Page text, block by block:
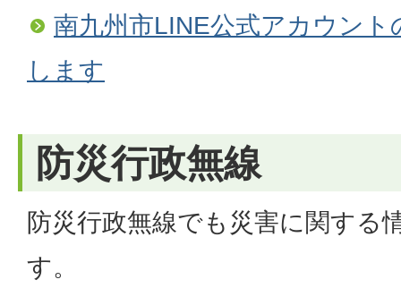
南九州市LINE公式アカウント
します
防災行政無線
防災行政無線でも災害に関する
す。